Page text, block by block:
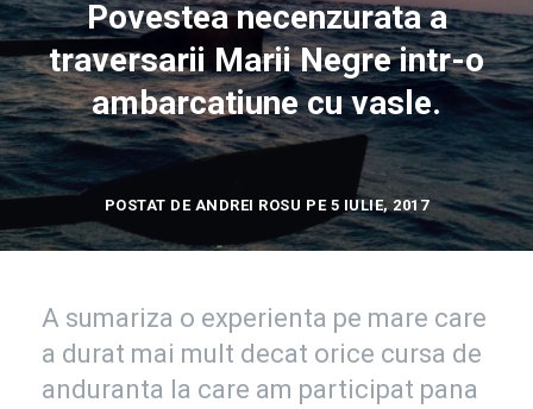
Povestea necenzurata a
traversarii Marii Negre intr-o
ambarcatiune cu vasle.
POSTAT DE ANDREI ROSU PE 5 IULIE, 2017
A sumariza o experienta pe mare care
a durat mai mult decat orice cursa de
anduranta la care am participat pana